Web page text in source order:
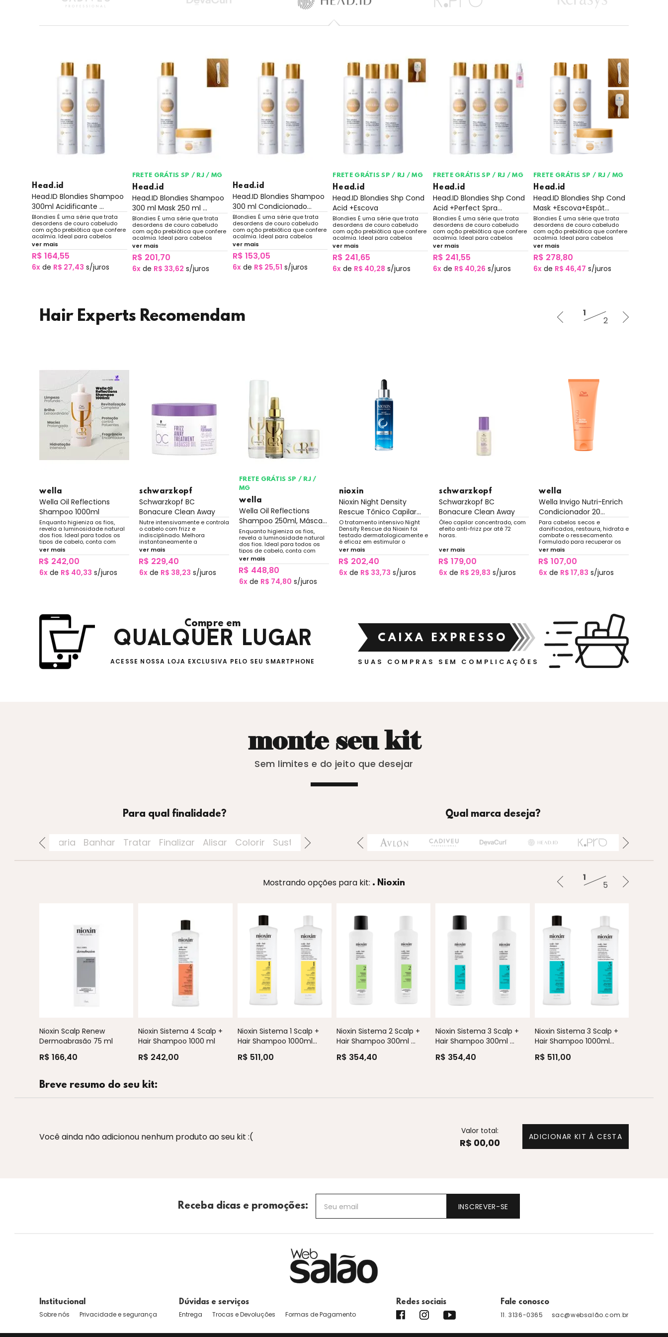
Head.id
Head.ID Blondies Shampoo
300ml Acidificante ...
Blondies É uma série que trata
desordens de couro cabeludo
com ação prebiótica que confere
acalmia. Ideal para cabelos
quimicamente tratados
(descoloridos, coloridos,
tonalizados ou alisados) ou em
constante exposição a sol, mar e
piscina.
ver mais
R$ 164,55
6x de R$ 27,43 s/juros
FRETE GRÁTIS SP / RJ / MG
Head.id
Head.ID Blondies Shampoo
300 ml Mask 250 ml ...
Blondies É uma série que trata
desordens de couro cabeludo
com ação prebiótica que confere
acalmia. Ideal para cabelos
quimicamente tratados
(descoloridos, coloridos,
tonalizados ou alisados) ou em
constante exposição a sol, mar e
piscina.
ver mais
R$ 201,70
6xde R$ 33,62 s/juros
Head.id
Head.ID Blondies Shampoo
300 ml Condicionado...
Blondies É uma série que trata
desordens de couro cabeludo
com ação prebiótica que confere
acalmia. Ideal para cabelos
quimicamente tratados
(descoloridos, coloridos,
tonalizados ou alisados) ou em
constante exposição a sol, mar e
piscina.
ver mais
R$ 153,05
6xde R$ 25,51 s/juros
FRETE GRÁTIS SP / RJ / MG
Head.id
Head.ID Blondies Shp Cond
Acid +Escova
Blondies É uma série que trata
desordens de couro cabeludo
com ação prebiótica que confere
acalmia. Ideal para cabelos
quimicamente tratados
(descoloridos, coloridos,
tonalizados ou alisados) ou em
constante exposição a sol, mar e
piscina.
ver mais
R$ 241,65
6x de R$ 40,28 s/juros
FRETE GRÁTIS SP / RJ / MG
Head.id
Head.ID Blondies Shp Cond
Acid +Perfect Spra...
Blondies É uma série que trata
desordens de couro cabeludo
com ação prebiótica que confere
acalmia. Ideal para cabelos
quimicamente tratados
(descoloridos, coloridos,
tonalizados ou alisados) ou em
constante exposição a sol, mar e
piscina.
ver mais
R$ 241,55
6x de R$ 40,26 s/juros
FRETE GRÁTIS SP / RJ / MG
Head.id
Head.ID Blondies Shp Cond
Mask +Escova+Espát...
Blondies É uma série que trata
desordens de couro cabeludo
com ação prebiótica que confere
acalmia. Ideal para cabelos
quimicamente tratados
(descoloridos, coloridos,
tonalizados ou alisados) ou em
constante exposição a sol, mar e
piscina.
ver mais
R$ 278,80
6x de R$ 46,47 s/juros
Hair Experts Recomendam 1
2
wella
Wella Oil Reflections
Shampoo 1000ml
Enquanto higieniza os fios,
revela a luminosidade natural
dos fios. Ideal para todos os
tipos de cabelo, conta com
extrato de chá branco para
garantir brilho, além de óleos
que propiciam maciez.
ver mais
R$ 242,00
6x de R$ 40,33 s/juros
schwarzkopf
Schwarzkopf BC
Bonacure Clean Away
Babassu...
Nutre intensivamente e controla
o cabelo com frizz e
indisciplinado. Melhora
instantaneamente a
maleabilidade e promove brilho
intenso.
ver mais
R$ 229,40
6x de R$ 38,23 s/juros
FRETE GRÁTIS SP / RJ /
MG
wella
Wella Oil Reflections
Shampoo 250ml, Másca...
Enquanto higieniza os fios,
revela a luminosidade natural
dos fios. Ideal para todos os
tipos de cabelo, conta com
extrato de chá branco para
garantir brilho, além de óleos
que propiciam maciez.
ver mais
R$ 448,80
6x de R$ 74,80 s/juros
nioxin
Nioxin Night Density
Rescue Tônico Capilar...
O tratamento intensivo Night
Density Rescue da Nioxin foi
testado dermatologicamente e
é eficaz em estimular o
aumento da densidade capilar,
reduzindo a queda de cabelo
associada à oxidação da
superfície do couro cabeludo.
ver mais
R$ 202,40
6x de R$ 33,73 s/juros
schwarzkopf
Schwarzkopf BC
Bonacure Clean Away
Babassu...
Óleo capilar concentrado, com
efeito anti-frizz por até 72
horas.
ver mais
R$ 179,00
6x de R$ 29,83 s/juros
wella
Wella Invigo Nutri-Enrich
Condicionador 20...
Para cabelos secos e
danificados, restaura, hidrata e
combate o ressecamento.
Formulado para recuperar os
fios, proporciona suavidade e
movimento natural.
ver mais
R$ 107,00
6x de R$ 17,83 s/juros
Compre em
qualquer lugar
ACESSE NOSSA LOJA EXCLUSIVA PELO SEU SMARTPHONE
CAIXA EXPRESSO
SUAS COMPRAS SEM COMPLICAÇÕES
monte seu kit
Sem limites e do jeito que desejar
Para qual finalidade?
Perfumaria Banhar Tratar Finalizar Alisar Colorir Sustentáveis Acessórios Perfumaria Banhar Tratar Finalizar Alisar
Qual marca deseja?
Mostrando opções para kit: . Nioxin
1
5
Nioxin Scalp Renew
Dermoabrasão 75 ml
R$ 166,40
Nioxin Sistema 4 Scalp +
Hair Shampoo 1000 ml
R$ 242,00
Nioxin Sistema 1 Scalp +
Hair Shampoo 1000ml...
R$ 511,00
Nioxin Sistema 2 Scalp +
Hair Shampoo 300ml ...
R$ 354,40
Nioxin Sistema 3 Scalp +
Hair Shampoo 300ml ...
R$ 354,40
Nioxin Sistema 3 Scalp +
Hair Shampoo 1000ml...
R$ 511,00
Breve resumo do seu kit:
Você ainda não adicionou nenhum produto ao seu kit :(
Valor total:
R$ 00,00 ADICIONAR KIT À CESTA
Receba dicas e promoções: INSCREVER-SE
Institucional
Sobre nós Privacidade e segurança
Dúvidas e serviços
Entrega Trocas e Devoluções Formas de Pagamento
Redes sociais Fale conosco
11. 3136-0365 sac@websalão.com.br